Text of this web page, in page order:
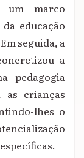
um marco
educação
seguida, a
a
pedagogia
as crianças
lhes o